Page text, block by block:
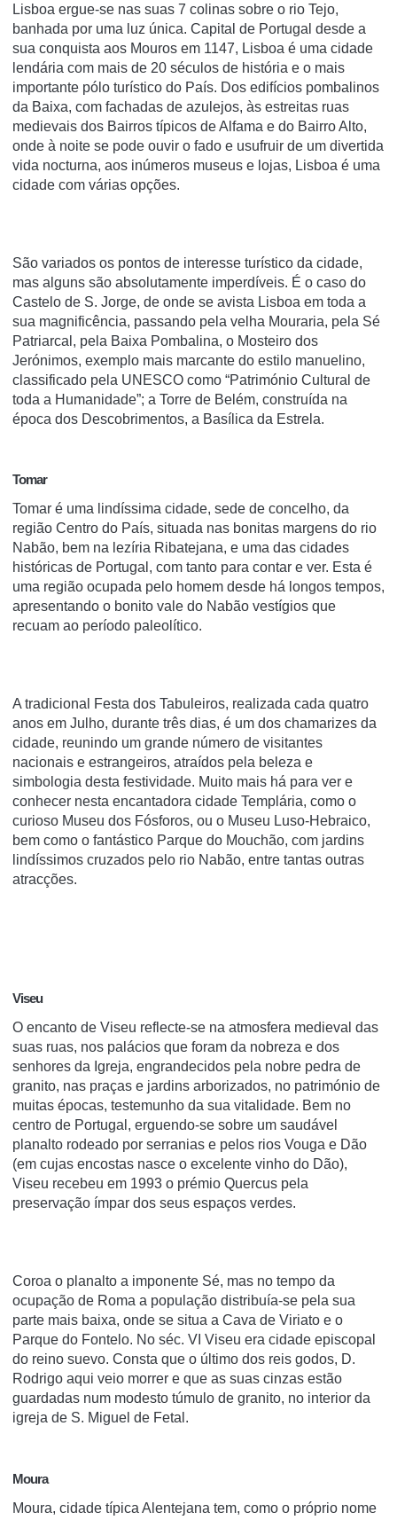
Lisboa ergue-se nas suas 7 colinas sobre o rio Tejo,
banhada por uma luz única. Capital de Portugal desde a
sua conquista aos Mouros em 1147, Lisboa é uma cidade
lendária com mais de 20 séculos de história e o mais
importante pólo turístico do País. Dos edifícios pombalinos
da Baixa, com fachadas de azulejos, às estreitas ruas
medievais dos Bairros típicos de Alfama e do Bairro Alto,
onde à noite se pode ouvir o fado e usufruir de um divertida
vida nocturna, aos inúmeros museus e lojas, Lisboa é uma
cidade com várias opções.
São variados os pontos de interesse turístico da cidade,
mas alguns são absolutamente imperdíveis. É o caso do
Castelo de S. Jorge, de onde se avista Lisboa em toda a
sua magnificência, passando pela velha Mouraria, pela Sé
Patriarcal, pela Baixa Pombalina, o Mosteiro dos
Jerónimos, exemplo mais marcante do estilo manuelino,
classificado pela UNESCO como “Património Cultural de
toda a Humanidade”; a Torre de Belém, construída na
época dos Descobrimentos, a Basílica da Estrela.
Tomar
Tomar é uma lindíssima cidade, sede de concelho, da
região Centro do País, situada nas bonitas margens do rio
Nabão, bem na lezíria Ribatejana, e uma das cidades
históricas de Portugal, com tanto para contar e ver. Esta é
uma região ocupada pelo homem desde há longos tempos,
apresentando o bonito vale do Nabão vestígios que
recuam ao período paleolítico.
A tradicional Festa dos Tabuleiros, realizada cada quatro
anos em Julho, durante três dias, é um dos chamarizes da
cidade, reunindo um grande número de visitantes
nacionais e estrangeiros, atraídos pela beleza e
simbologia desta festividade. Muito mais há para ver e
conhecer nesta encantadora cidade Templária, como o
curioso Museu dos Fósforos, ou o Museu Luso-Hebraico,
bem como o fantástico Parque do Mouchão, com jardins
lindíssimos cruzados pelo rio Nabão, entre tantas outras
atracções.
Viseu
O encanto de Viseu reflecte-se na atmosfera medieval das
suas ruas, nos palácios que foram da nobreza e dos
senhores da Igreja, engrandecidos pela nobre pedra de
granito, nas praças e jardins arborizados, no património de
muitas épocas, testemunho da sua vitalidade. Bem no
centro de Portugal, erguendo-se sobre um saudável
planalto rodeado por serranias e pelos rios Vouga e Dão
(em cujas encostas nasce o excelente vinho do Dão),
Viseu recebeu em 1993 o prémio Quercus pela
preservação ímpar dos seus espaços verdes.
Coroa o planalto a imponente Sé, mas no tempo da
ocupação de Roma a população distribuía-se pela sua
parte mais baixa, onde se situa a Cava de Viriato e o
Parque do Fontelo. No séc. VI Viseu era cidade episcopal
do reino suevo. Consta que o último dos reis godos, D.
Rodrigo aqui veio morrer e que as suas cinzas estão
guardadas num modesto túmulo de granito, no interior da
igreja de S. Miguel de Fetal.
Moura
Moura, cidade típica Alentejana tem, como o próprio nome